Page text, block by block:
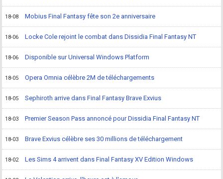
18-08 Mobius Final Fantasy fête son 2e anniversaire
18-06 Locke Cole rejoint le combat dans Dissidia Final Fantasy NT
18-06 Disponible sur Universal Windows Platform
18-05 Opera Omnia célèbre 2M de téléchargements
18-05 Sephiroth arrive dans Final Fantasy Brave Exvius
18-03 Premier Season Pass annoncé pour Dissidia Final Fantasy NT
18-03 Brave Exvius célèbre ses 30 millions de téléchargement
18-02 Les Sims 4 arrivent dans Final Fantasy XV Edition Windows